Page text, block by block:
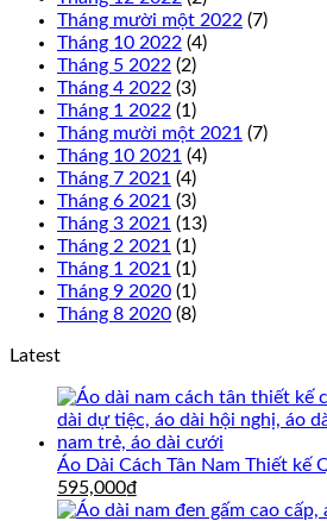
Tháng mười một 2022 (7)
Tháng 10 2022 (4)
Tháng 5 2022 (2)
Tháng 4 2022 (3)
Tháng 1 2022 (1)
Tháng mười một 2021 (7)
Tháng 10 2021 (4)
Tháng 7 2021 (4)
Tháng 6 2021 (3)
Tháng 3 2021 (13)
Tháng 2 2021 (1)
Tháng 1 2021 (1)
Tháng 9 2020 (1)
Tháng 8 2020 (8)
Latest
Áo Dài Cách Tân Nam Thiết kế
Giá
gốc
595,000₫
hiện